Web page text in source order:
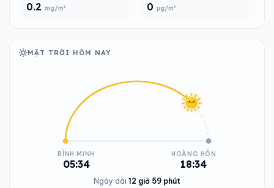
0.2 mg/m³ 0 µg/m³
MẶT TRỜI HÔM NAY
BÌNH MINH
05:34
HOÀNG HÔN
18:34
Ngày dài 12 giờ 59 phút